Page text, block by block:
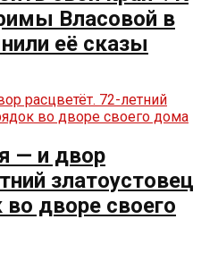
Власовой в
её сказы
— и двор
златоустовец
дворе своего